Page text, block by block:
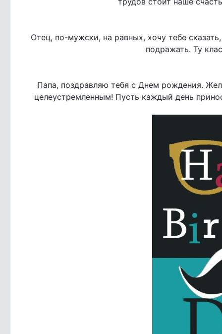
Отец, по-мужски, на равных, хочу тебе
подражать. Ту
Папа, поздравляю тебя с Днем рождения.
целеустремленным! Пусть каждый день